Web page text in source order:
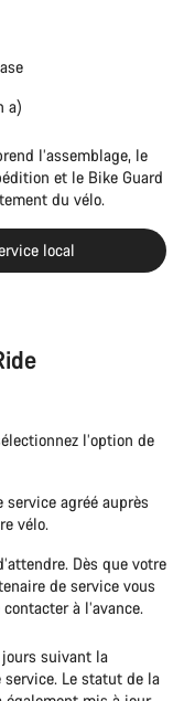
a)
l’assemblage, le
et le Bike Guard
du vélo.
local
l’option de
service agréé auprès
vélo.
Dès que votre
de service vous
à l’avance.
jours suivant la
Le statut de la